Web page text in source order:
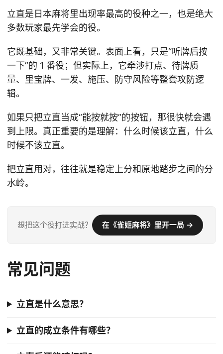
立直是日本麻将里出现率最高的役种之一，也是绝大
多数玩家最先学会的役。
它既基础，又非常关键。表面上看，只是“听牌后按
一下”的 1 番役；但实际上，它牵涉打点、待牌质
量、里宝牌、一发、施压、防守风险等整套攻防逻
辑。
如果只把立直当成“能按就按”的按钮，那很快就会遇
到上限。真正重要的是理解：什么时候该立直，什么
时候不该立直。
把立直用对，往往就是稳定上分和原地踏步之间的分
水岭。
想把这个役打进实战？ 在《雀姬麻将》里开一局 →
常见问题
立直是什么意思？
立直的成立条件有哪些？